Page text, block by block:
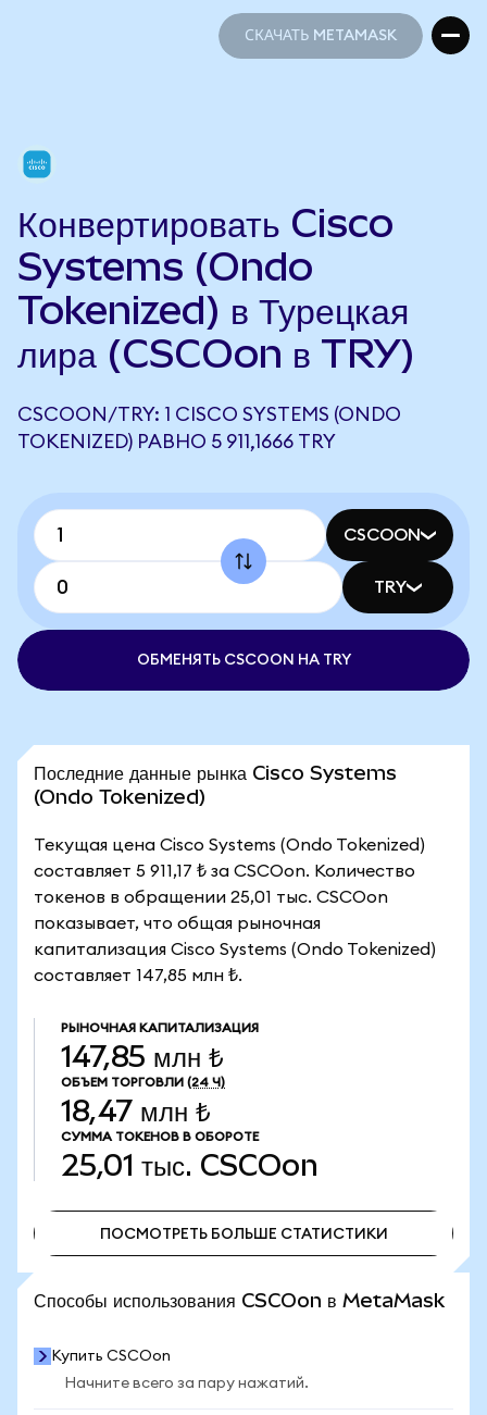
СКАЧАТЬ METAMASK
Конвертировать Cisco
Systems (Ondo
Tokenized) в Турецкая
лира (CSCOon в TRY)
CSCOON/TRY: 1 CISCO SYSTEMS (ONDO
TOKENIZED) РАВНО 5 911,1666 TRY
CSCOON
TRY
ОБМЕНЯТЬ CSCOON НА TRY
Последние данные рынка Cisco Systems
(Ondo Tokenized)
Текущая цена Cisco Systems (Ondo Tokenized)
составляет 5 911,17 ₺ за CSCOon. Количество
токенов в обращении 25,01 тыс. CSCOon
показывает, что общая рыночная
капитализация Cisco Systems (Ondo Tokenized)
составляет 147,85 млн ₺.
РЫНОЧНАЯ КАПИТАЛИЗАЦИЯ
147,85 млн ₺
ОБЪЕМ ТОРГОВЛИ (24 Ч)
18,47 млн ₺
СУММА ТОКЕНОВ В ОБОРОТЕ
25,01 тыс. CSCOon
ПОСМОТРЕТЬ БОЛЬШЕ СТАТИСТИКИ
Способы использования CSCOon в MetaMask
Купить CSCOon
Начните всего за пару нажатий.